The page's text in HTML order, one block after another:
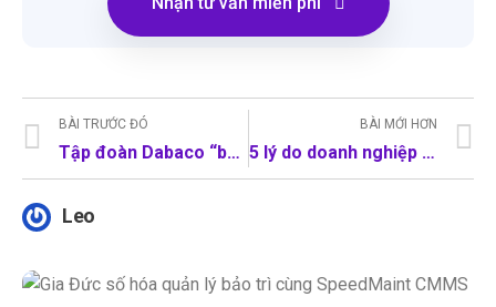
BÀI TRƯỚC ĐÓ
Tập đoàn Dabaco “bắt tay” số hóa quản lý bảo trì thiết bị 3 nhà máy chế biến thức ăn chăn nuôi với SpeedMaint
BÀI MỚI HƠN
5 lý do doanh nghiệp cần một phần mềm quản lý bảo trì thiết bị (CMMS)
Leo